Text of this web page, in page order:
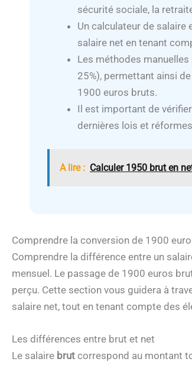
sécurité sociale, la
Un calculateur de salaire
salaire net en tenant
Les méthodes
25%), permettant ainsi
1900 euros bruts.
Il est important de
dernières lois et
A lire : Calculer 1950 brut en
Comprendre la conversion de 1900
Comprendre la différence entre un
mensuel. Le passage de 1900 euros
perçu. Cette section vous guidera à
salaire net, tout en tenant compte des
Les différences entre brut et net
Le salaire brut correspond au montant